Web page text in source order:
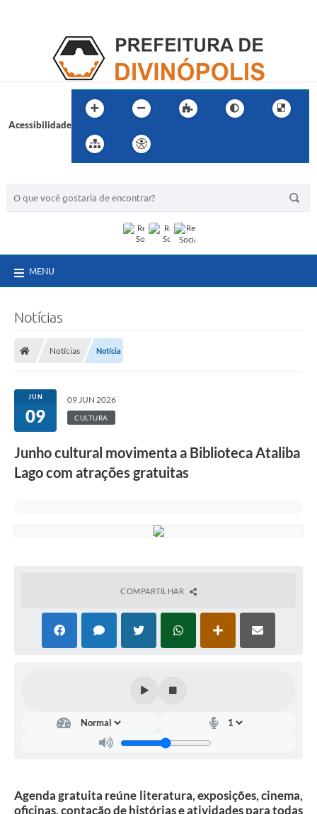
Acessibilidade
MENU
Notícias
Notícias Notícia
JUN
09
09 JUN 2026
CULTURA
Junho cultural movimenta a Biblioteca Ataliba
Lago com atrações gratuitas
COMPARTILHAR
Agenda gratuita reúne literatura, exposições, cinema,
oficinas, contação de histórias e atividades para todas